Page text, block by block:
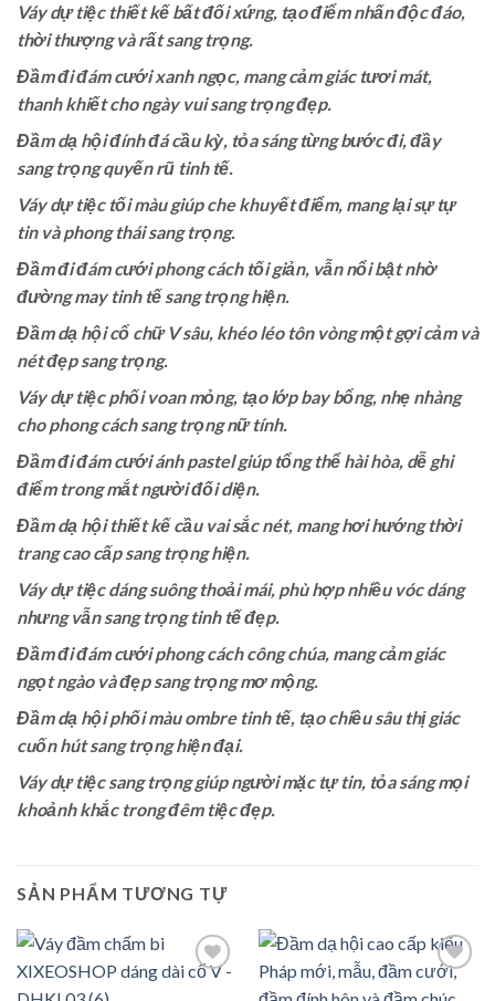
Váy dự tiệc thiết kế bất đối xứng, tạo điểm nhấn độc đáo,
thời thượng và rất sang trọng.
Đầm đi đám cưới xanh ngọc, mang cảm giác tươi mát,
thanh khiết cho ngày vui sang trọng đẹp.
Đầm dạ hội đính đá cầu kỳ, tỏa sáng từng bước đi, đầy
sang trọng quyến rũ tinh tế.
Váy dự tiệc tối màu giúp che khuyết điểm, mang lại sự tự
tin và phong thái sang trọng.
Đầm đi đám cưới phong cách tối giản, vẫn nổi bật nhờ
đường may tinh tế sang trọng hiện.
Đầm dạ hội cổ chữ V sâu, khéo léo tôn vòng một gợi cảm và
nét đẹp sang trọng.
Váy dự tiệc phối voan mỏng, tạo lớp bay bổng, nhẹ nhàng
cho phong cách sang trọng nữ tính.
Đầm đi đám cưới ánh pastel giúp tổng thể hài hòa, dễ ghi
điểm trong mắt người đối diện.
Đầm dạ hội thiết kế cầu vai sắc nét, mang hơi hướng thời
trang cao cấp sang trọng hiện.
Váy dự tiệc dáng suông thoải mái, phù hợp nhiều vóc dáng
nhưng vẫn sang trọng tinh tế đẹp.
Đầm đi đám cưới phong cách công chúa, mang cảm giác
ngọt ngào và đẹp sang trọng mơ mộng.
Đầm dạ hội phối màu ombre tinh tế, tạo chiều sâu thị giác
cuốn hút sang trọng hiện đại.
Váy dự tiệc sang trọng giúp người mặc tự tin, tỏa sáng mọi
khoảnh khắc trong đêm tiệc đẹp.
SẢN PHẨM TƯƠNG TỰ